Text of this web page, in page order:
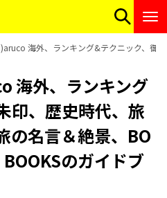
海外、ランキング&テクニック、御
海外、ランキング
印、歴史時代、旅
の名言＆絶景、BO
のガイドブ